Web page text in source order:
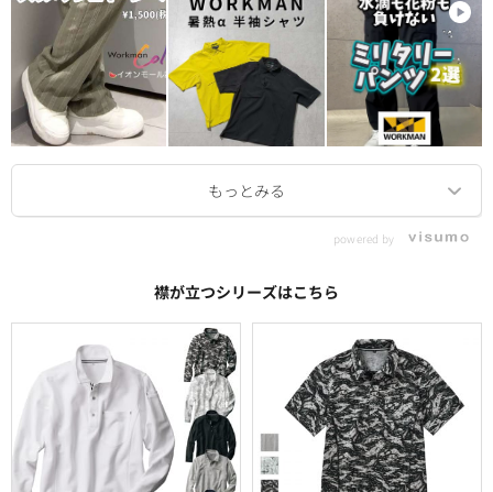
powered by
襟が立つシリーズはこちら